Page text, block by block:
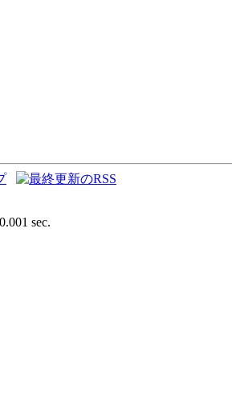
sec.